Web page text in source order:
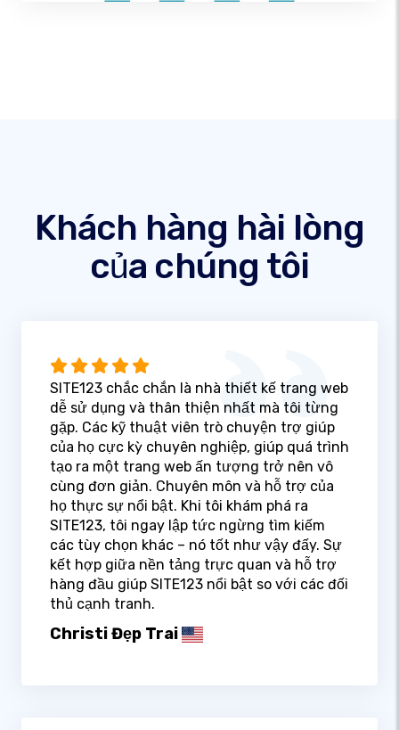
Khách hàng hài lòng
của chúng tôi
SITE123 chắc chắn là nhà thiết kế trang web
dễ sử dụng và thân thiện nhất mà tôi từng
gặp. Các kỹ thuật viên trò chuyện trợ giúp
của họ cực kỳ chuyên nghiệp, giúp quá trình
tạo ra một trang web ấn tượng trở nên vô
cùng đơn giản. Chuyên môn và hỗ trợ của
họ thực sự nổi bật. Khi tôi khám phá ra
SITE123, tôi ngay lập tức ngừng tìm kiếm
các tùy chọn khác – nó tốt như vậy đấy. Sự
kết hợp giữa nền tảng trực quan và hỗ trợ
hàng đầu giúp SITE123 nổi bật so với các đối
thủ cạnh tranh.
Christi Đẹp Trai